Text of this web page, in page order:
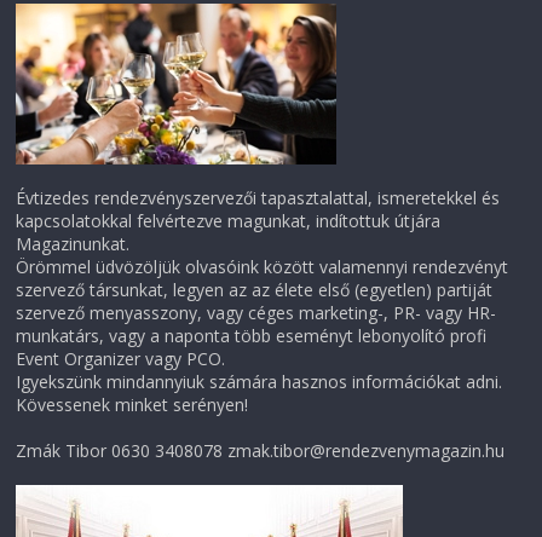
Évtizedes rendezvényszervezői tapasztalattal, ismeretekkel és
kapcsolatokkal felvértezve magunkat, indítottuk útjára
Magazinunkat.
Örömmel üdvözöljük olvasóink között valamennyi rendezvényt
szervező társunkat, legyen az az élete első (egyetlen) partiját
szervező menyasszony, vagy céges marketing-, PR- vagy HR-
munkatárs, vagy a naponta több eseményt lebonyolító profi
Event Organizer vagy PCO.
Igyekszünk mindannyiuk számára hasznos információkat adni.
Kövessenek minket serényen!
Zmák Tibor 0630 3408078 zmak.tibor@rendezvenymagazin.hu